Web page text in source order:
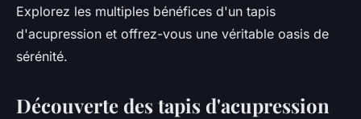
Explorez les multiples bénéfices d'un tapis
d'acupression et offrez-vous une véritable oasis de
sérénité.
Découverte des tapis d'acupression